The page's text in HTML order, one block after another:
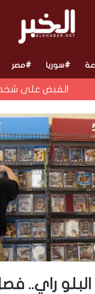
#سوريا #مصر
القبض على شخص في
البلو راي..